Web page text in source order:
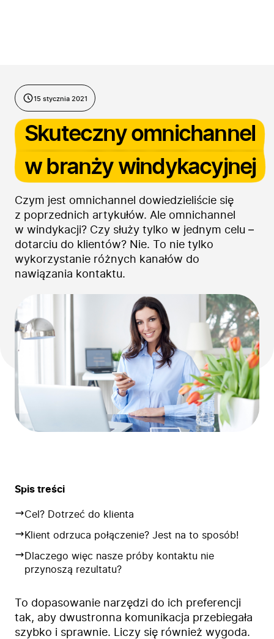
15 stycznia 2021
Skuteczny omnichannel
w branży windykacyjnej
Czym jest omnichannel dowiedzieliście się
z poprzednich artykułów. Ale omnichannel
w windykacji? Czy służy tylko w jednym celu –
dotarciu do klientów? Nie. To nie tylko
wykorzystanie różnych kanałów do
nawiązania kontaktu.
Spis treści
Cel? Dotrzeć do klienta
Klient odrzuca połączenie? Jest na to sposób!
Dlaczego więc nasze próby kontaktu nie
przynoszą rezultatu?
To dopasowanie narzędzi do ich preferencji
tak, aby dwustronna komunikacja przebiegała
szybko i sprawnie. Liczy się również wygoda.